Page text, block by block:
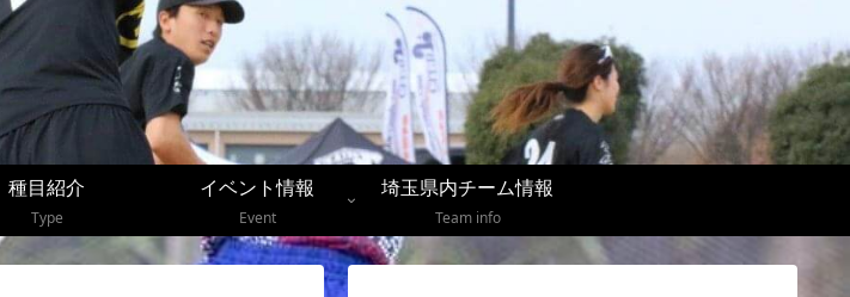
種目紹介
Type
イベント情報
Event
埼玉県内チーム情報
Team info